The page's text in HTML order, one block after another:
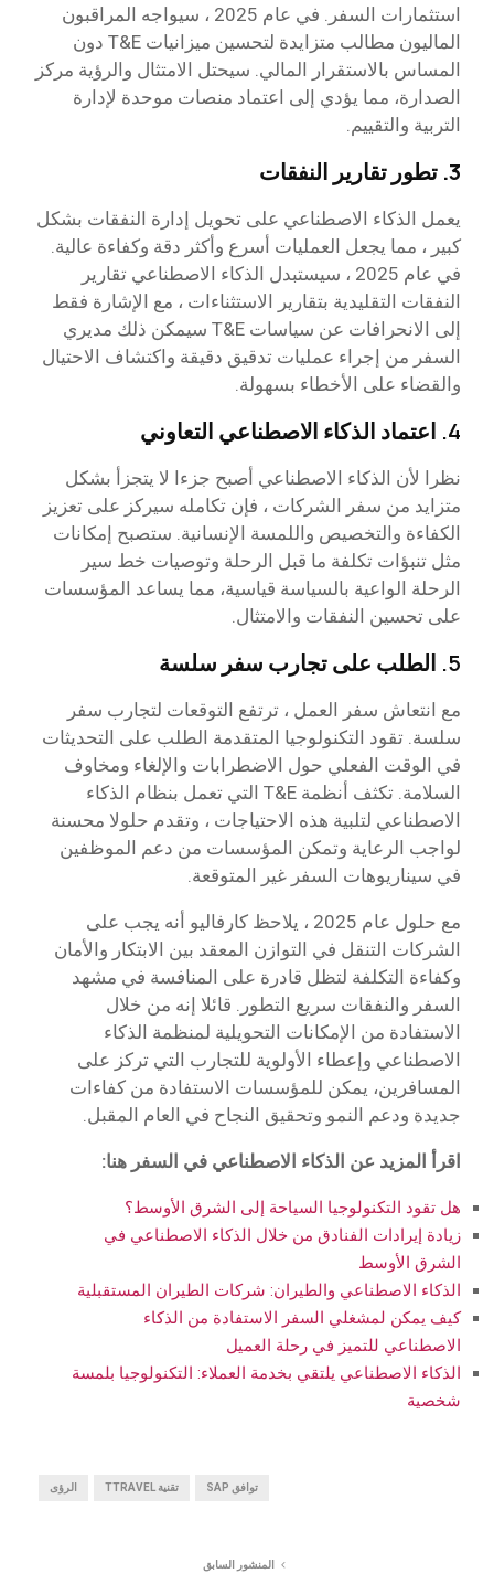
استثمارات السفر. في عام 2025 ، سيواجه المراقبون
الماليون مطالب متزايدة لتحسين ميزانيات T&E دون
المساس بالاستقرار المالي. سيحتل الامتثال والرؤية مركز
الصدارة، مما يؤدي إلى اعتماد منصات موحدة لإدارة
التربية والتقييم.
3. تطور تقارير النفقات
يعمل الذكاء الاصطناعي على تحويل إدارة النفقات بشكل
كبير ، مما يجعل العمليات أسرع وأكثر دقة وكفاءة عالية.
في عام 2025 ، سيستبدل الذكاء الاصطناعي تقارير
النفقات التقليدية بتقارير الاستثناءات ، مع الإشارة فقط
إلى الانحرافات عن سياسات T&E سيمكن ذلك مديري
السفر من إجراء عمليات تدقيق دقيقة واكتشاف الاحتيال
والقضاء على الأخطاء بسهولة.
4. اعتماد الذكاء الاصطناعي التعاوني
نظرا لأن الذكاء الاصطناعي أصبح جزءا لا يتجزأ بشكل
متزايد من سفر الشركات ، فإن تكامله سيركز على تعزيز
الكفاءة والتخصيص واللمسة الإنسانية. ستصبح إمكانات
مثل تنبؤات تكلفة ما قبل الرحلة وتوصيات خط سير
الرحلة الواعية بالسياسة قياسية، مما يساعد المؤسسات
على تحسين النفقات والامتثال.
5. الطلب على تجارب سفر سلسة
مع انتعاش سفر العمل ، ترتفع التوقعات لتجارب سفر
سلسة. تقود التكنولوجيا المتقدمة الطلب على التحديثات
في الوقت الفعلي حول الاضطرابات والإلغاء ومخاوف
السلامة. تكثف أنظمة T&E التي تعمل بنظام الذكاء
الاصطناعي لتلبية هذه الاحتياجات ، وتقدم حلولا محسنة
لواجب الرعاية وتمكن المؤسسات من دعم الموظفين
في سيناريوهات السفر غير المتوقعة.
مع حلول عام 2025 ، يلاحظ كارفاليو أنه يجب على
الشركات التنقل في التوازن المعقد بين الابتكار والأمان
وكفاءة التكلفة لتظل قادرة على المنافسة في مشهد
السفر والنفقات سريع التطور. قائلا إنه من خلال
الاستفادة من الإمكانات التحويلية لمنظمة الذكاء
الاصطناعي وإعطاء الأولوية للتجارب التي تركز على
المسافرين، يمكن للمؤسسات الاستفادة من كفاءات
جديدة ودعم النمو وتحقيق النجاح في العام المقبل.
اقرأ المزيد عن الذكاء الاصطناعي في السفر هنا:
هل تقود التكنولوجيا السياحة إلى الشرق الأوسط؟
زيادة إيرادات الفنادق من خلال الذكاء الاصطناعي في
الشرق الأوسط
الذكاء الاصطناعي والطيران: شركات الطيران المستقبلية
كيف يمكن لمشغلي السفر الاستفادة من الذكاء
الاصطناعي للتميز في رحلة العميل
الذكاء الاصطناعي يلتقي بخدمة العملاء: التكنولوجيا بلمسة
شخصية
الرؤى تقنية TTRAVEL توافق SAP
المنشور السابق